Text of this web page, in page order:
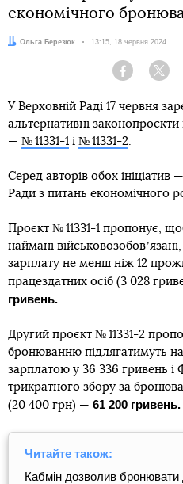
економічного
Автор:
Ольга Березюк Дата:
13:15, 18 червня 2024
Facebook
У Верховній Раді 17 червня
альтернативні
— № 11331-1 і № 11331-2.
Серед авторів обох ініціатив
Ради з питань економічного
Проєкт № 11331-1 пропонує,
наймані
зарплату не менш ніж 12
працездатних осіб (3 028
гривень.
Другий проєкт № 11331-2
бронюванню підлягатимуть
зарплатою у 36 336 гривень
трикратного збору за
(20 400 грн) — 61 200 гривень.
Читайте також:
Кабмін дозволив бронювати